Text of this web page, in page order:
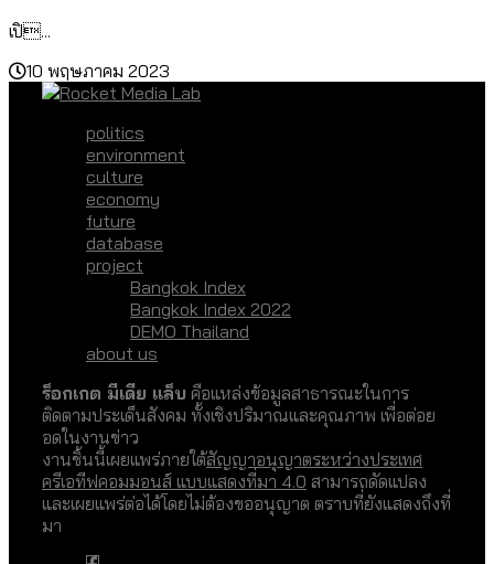
เปิ...
10 พฤษภาคม 2023
politics
environment
culture
economy
future
database
project
Bangkok Index
Bangkok Index 2022
DEMO Thailand
about us
ร็อกเกต มีเดีย แล็บ คือแหล่งข้อมูลสาธารณะในการ
ติดตามประเด็นสังคม ทั้งเชิงปริมาณและคุณภาพ เพื่อต่อย
อดในงานข่าว
งานชิ้นนี้เผยแพร่ภายใต้สัญญาอนุญาตระหว่างประเทศ
ครีเอทีฟคอมมอนส์ แบบแสดงที่มา 4.0 สามารถดัดแปลง
และเผยแพร่ต่อได้โดยไม่ต้องขออนุญาต ตราบที่ยังแสดงถึงที่
มา